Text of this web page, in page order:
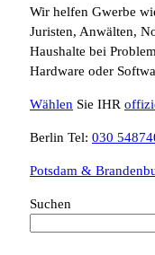
Wir helfen Gwerbe
Juristen, Anwälten,
Haushalte bei
Hardware oder
Wählen Sie IHR
Berlin Tel: 030
Potsdam &
Suchen